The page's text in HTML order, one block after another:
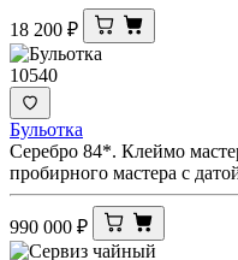
18 200 ₽
10540
Бульотка
Серебро 84*. Клеймо
пробирного мастера с
990 000 ₽